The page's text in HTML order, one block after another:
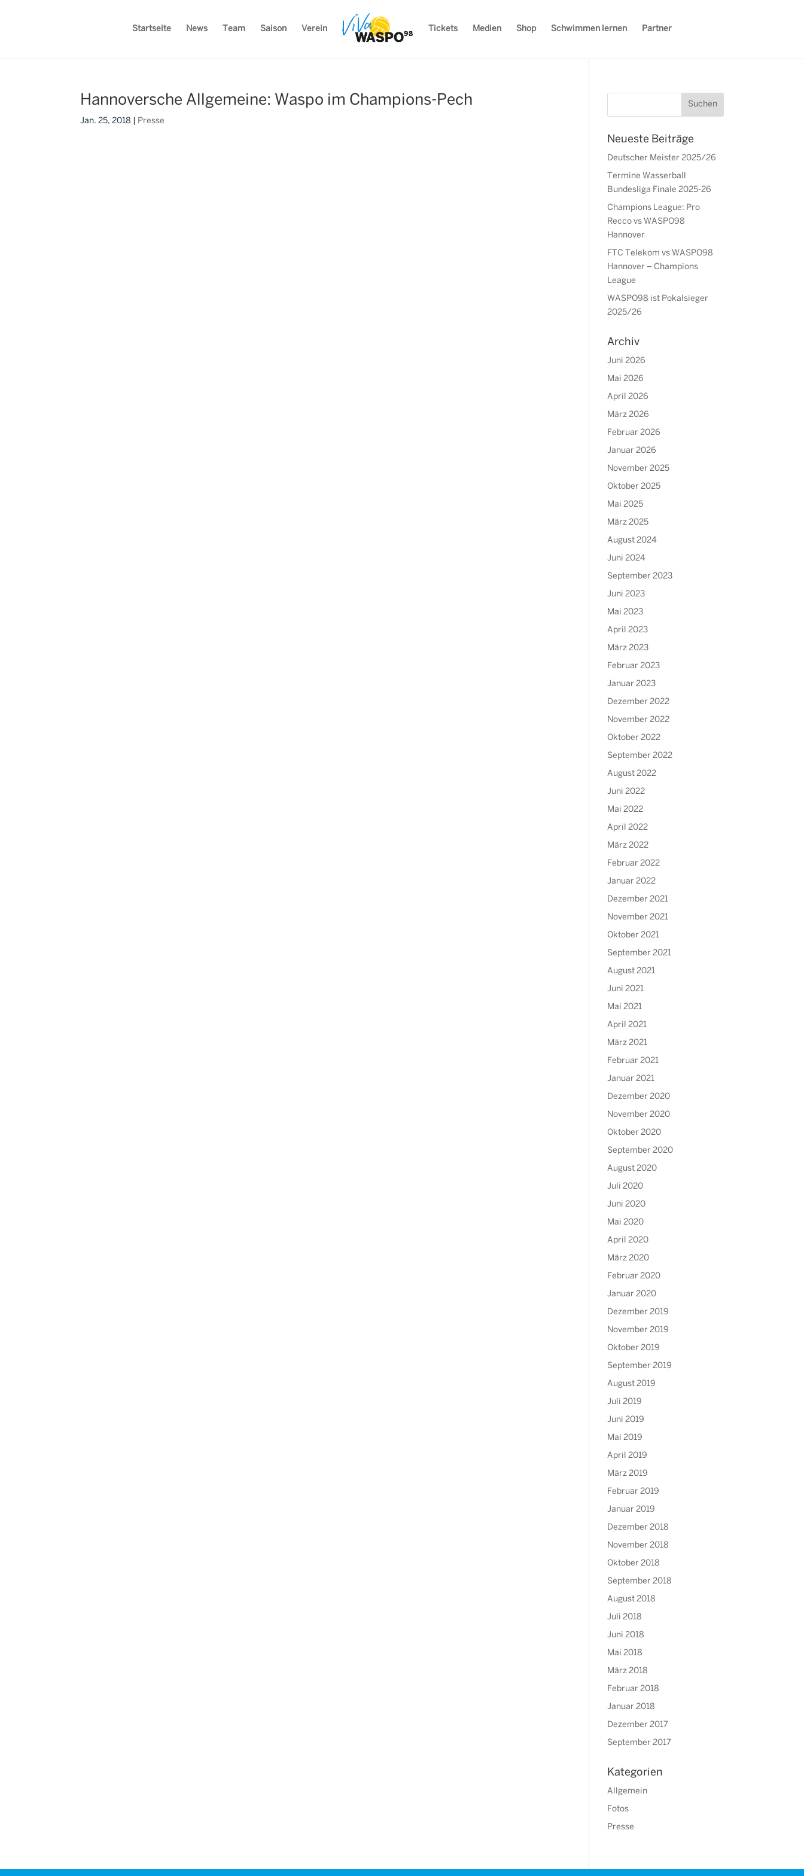
Startseite News Team Saison Verein Tickets Medien Shop Schwimmen lernen Partner
Hannoversche Allgemeine: Waspo im Champions-Pech
Jan. 25, 2018 Presse
Neueste Beiträge
Deutscher Meister 2025/26
Termine Wasserball
Bundesliga Finale 2025-26
Champions League: Pro
Recco vs WASPO98
Hannover
FTC Telekom vs WASPO98
Hannover – Champions
League
WASPO98 ist Pokalsieger
2025/26
Archiv
Juni 2026
Mai 2026
April 2026
März 2026
Februar 2026
Januar 2026
November 2025
Oktober 2025
Mai 2025
März 2025
August 2024
Juni 2024
September 2023
Juni 2023
Mai 2023
April 2023
März 2023
Februar 2023
Januar 2023
Dezember 2022
November 2022
Oktober 2022
September 2022
August 2022
Juni 2022
Mai 2022
April 2022
März 2022
Februar 2022
Januar 2022
Dezember 2021
November 2021
Oktober 2021
September 2021
August 2021
Juni 2021
Mai 2021
April 2021
März 2021
Februar 2021
Januar 2021
Dezember 2020
November 2020
Oktober 2020
September 2020
August 2020
Juli 2020
Juni 2020
Mai 2020
April 2020
März 2020
Februar 2020
Januar 2020
Dezember 2019
November 2019
Oktober 2019
September 2019
August 2019
Juli 2019
Juni 2019
Mai 2019
April 2019
März 2019
Februar 2019
Januar 2019
Dezember 2018
November 2018
Oktober 2018
September 2018
August 2018
Juli 2018
Juni 2018
Mai 2018
März 2018
Februar 2018
Januar 2018
Dezember 2017
September 2017
Kategorien
Allgemein
Fotos
Presse